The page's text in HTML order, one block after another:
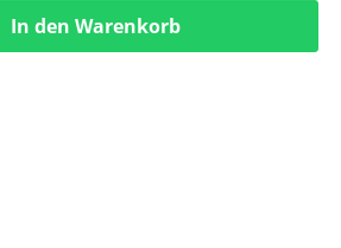
In den Warenkorb